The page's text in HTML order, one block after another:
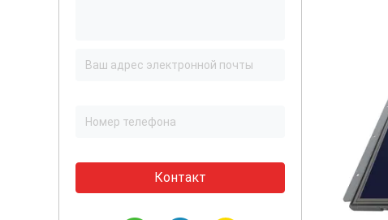
Контакт